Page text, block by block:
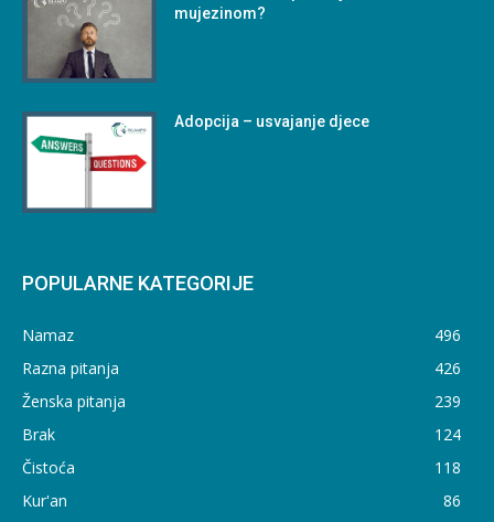
mujezinom?
Adopcija – usvajanje djece
POPULARNE KATEGORIJE
Namaz
496
Razna pitanja
426
Ženska pitanja
239
Brak
124
Čistoća
118
Kur'an
86